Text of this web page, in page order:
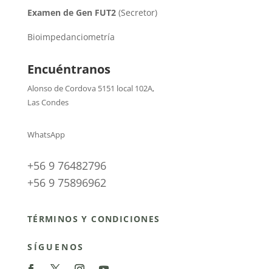
Examen de Gen FUT2(Secretor)
Bioimpedanciometría
Encuéntranos
Alonso de Cordova 5151 local 102A,
Las Condes
WhatsApp
+56 9 76482796
+56 9 75896962
TÉRMINOS Y CONDICIONES
SÍGUENOS